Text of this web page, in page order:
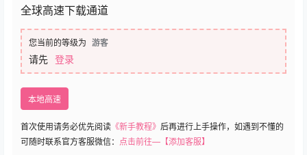
全球高速下载通道
您当前的等级为 游客
请先 登录
本地高速
首次使用请务必优先阅读 《新手教程》 后再进行上手操作，如遇到不懂的
可随时联系官方客服微信： 点击前往—【添加客服】